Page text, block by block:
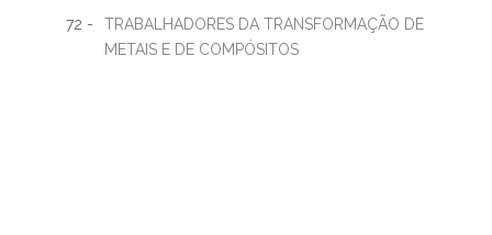
72 -
TRABALHADORES DA TRANSFORMAÇÃO DE
METAIS E DE COMPÓSITOS